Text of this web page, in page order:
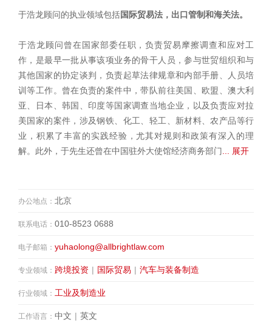
于浩龙顾问的执业领域包括国际贸易法，出口管制和海关法。
于浩龙顾问曾在国家部委任职，负责贸易摩擦调查和应对工
作，是最早一批从事该项业务的骨干人员，参与世贸组织和与
其他国家的协定谈判，负责起草法律规章和内部手册、人员培
训等工作。曾在负责的案件中，带队前往美国、欧盟、澳大利
亚、日本、韩国、印度等国家调查当地企业，以及负责应对拉
美国家的案件，涉及钢铁、化工、轻工、新材料、农产品等行
业，积累了丰富的实践经验，尤其对规则和政策有深入的理
解。此外，于先生还曾在中国驻外大使馆经济商务部门 ... 展开
办公地点： 北京
联系电话： 010-8523 0688
电子邮箱： yuhaolong@allbrightlaw.com
专业领域： 跨境投资 | 国际贸易 | 汽车与装备制造
行业领域： 工业及制造业
工作语言： 中文 | 英文